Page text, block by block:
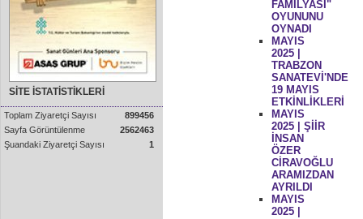
SİTE İSTATİSTİKLERİ
Toplam Ziyaretçi Sayısı
899456
Sayfa Görüntülenme
2562463
Şuandaki Ziyaretçi Sayısı
1
FAMİLYASI"
OYUNUNU
OYNADI
MAYIS
2025 |
TRABZON
SANATEVİ'NDE
19 MAYIS
ETKİNLİKLERİ
MAYIS
2025 | ŞİİR
İNSAN
ÖZER
CİRAVOĞLU
ARAMIZDAN
AYRILDI
MAYIS
2025 |